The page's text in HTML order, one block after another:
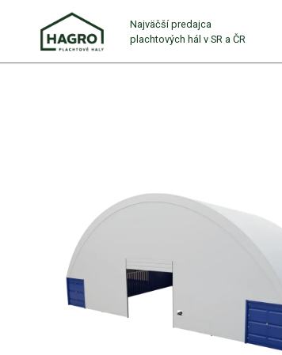
Najväčší predajca
plachtových hál v SR a ČR